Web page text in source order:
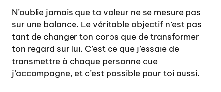
N’oublie jamais que ta valeur ne se mesure pas
sur une balance. Le véritable objectif n’est pas
tant de changer ton corps que de transformer
ton regard sur lui. C’est ce que j’essaie de
transmettre à chaque personne que
j’accompagne, et c’est possible pour toi aussi.